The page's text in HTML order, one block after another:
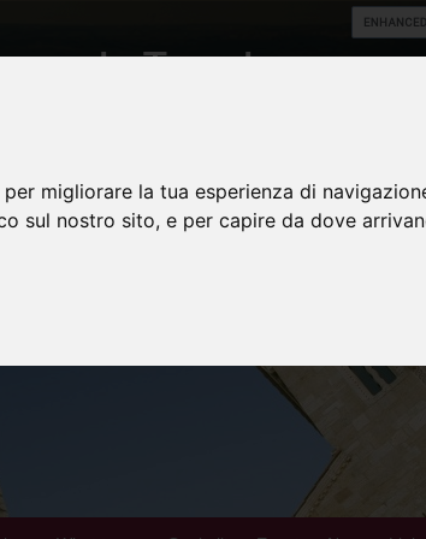
migliorare la tua esperienza di
sul nostro sito, e per capire da dove